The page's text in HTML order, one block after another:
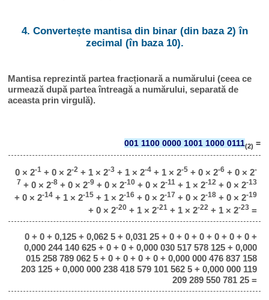
4. Convertește mantisa din binar (din baza 2) în
zecimal (în baza 10).
Mantisa reprezintă partea fracționară a numărului (ceea ce
urmează după partea întreagă a numărului, separată de
aceasta prin virgulă).
001 1100 0000 1001 1000 0111(2) =
0 × 2-1+ 0 × 2-2+ 1 × 2-3+ 1 × 2-4+ 1 × 2-5+ 0 × 2-6+ 0 × 2-
7 + 0 × 2-8+ 0 × 2-9+ 0 × 2-10+ 0 × 2-11+ 1 × 2-12+ 0 × 2-13
+ 0 × 2-14+ 1 × 2-15+ 1 × 2-16+ 0 × 2-17 + 0 × 2-18+ 0 × 2-19
+ 0 × 2-20+ 1 × 2-21+ 1 × 2-22+ 1 × 2-23=
0 + 0 + 0,125 + 0,062 5 + 0,031 25 + 0 + 0 + 0 + 0 + 0 + 0 +
0,000 244 140 625 + 0 + 0 + 0,000 030 517 578 125 + 0,000
015 258 789 062 5 + 0 + 0 + 0 + 0 + 0,000 000 476 837 158
203 125 + 0,000 000 238 418 579 101 562 5 + 0,000 000 119
209 289 550 781 25 =